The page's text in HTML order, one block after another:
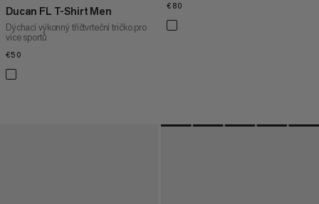
Ducan FL T-Shirt Men
Dýchací výkonný tříčtvrteční tričko pro
více sportů
€50
€80